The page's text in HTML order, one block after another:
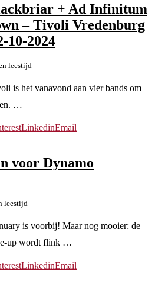
+ Ad Infinitum
– Tivoli Vredenburg
10-2024
leestijd
is het vanavond aan vier bands om
…
LinkedinEmail
voor Dynamo
leestijd
is voorbij! Maar nog mooier: de
up wordt flink …
LinkedinEmail